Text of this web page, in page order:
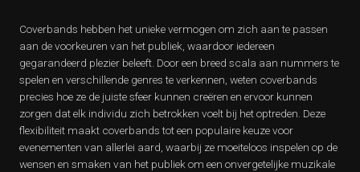
Coverbands hebben het unieke vermogen om zich aan te passen
aan de voorkeuren van het publiek, waardoor iedereen
gegarandeerd plezier beleeft. Door een breed scala aan nummers te
spelen en verschillende genres te verkennen, weten coverbands
precies hoe ze de juiste sfeer kunnen creëren en ervoor kunnen
zorgen dat elk individu zich betrokken voelt bij het optreden. Deze
flexibiliteit maakt coverbands tot een populaire keuze voor
evenementen van allerlei aard, waarbij ze moeiteloos inspelen op de
wensen en smaken van het publiek om een onvergetelijke muzikale